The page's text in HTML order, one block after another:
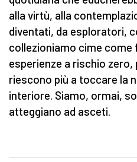
alla virtù, alla
diventati, da esploratori,
collezioniamo cime
esperienze a rischio zero,
riescono più a toccare la
interiore. Siamo, ormai,
atteggiano ad asceti.